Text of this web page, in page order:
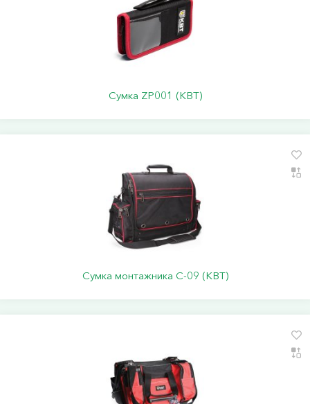
Сумка ZP001 (КВТ)
Сумка монтажника С-09 (КВТ)